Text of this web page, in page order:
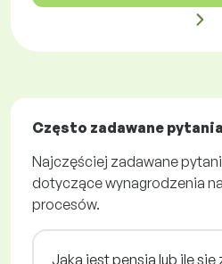
Często zadawane pytania
Najczęściej zadawane
dotyczące wynagrodzenia
procesów.
Jaka jest pensja lub ile się